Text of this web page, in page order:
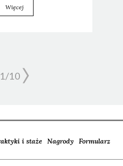
Więcej
1/10
i staże Nagrody Formularz